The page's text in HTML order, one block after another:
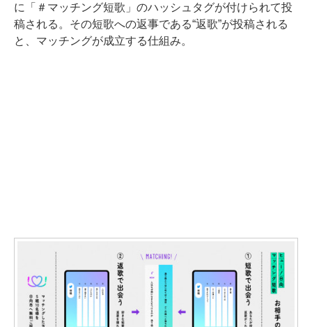
に「＃マッチング短歌」のハッシュタグが付けられて投
稿される。その短歌への返事である“返歌”が投稿される
と、マッチングが成立する仕組み。